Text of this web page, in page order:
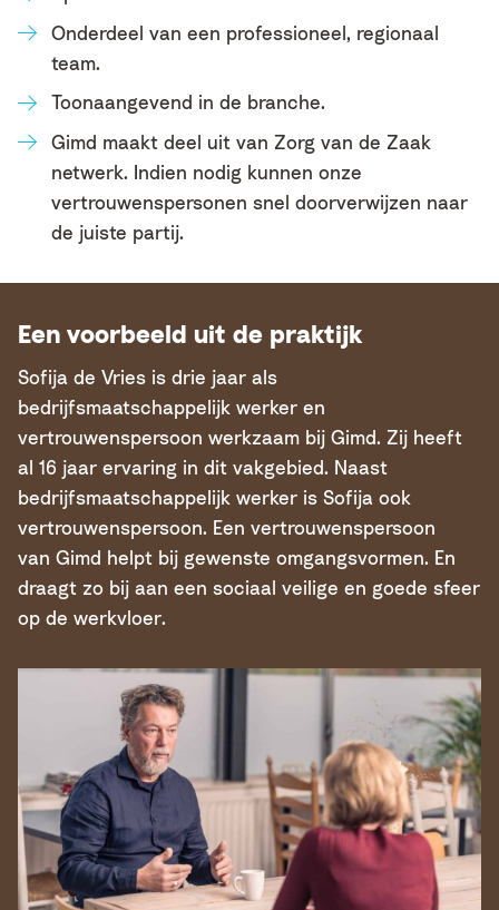
Onderdeel van een professioneel, regionaal
team.
Toonaangevend in de branche.
Gimd maakt deel uit van Zorg van de Zaak
netwerk. Indien nodig kunnen onze
vertrouwenspersonen snel doorverwijzen naar
de juiste partij.
Een voorbeeld uit de praktijk
Sofija de Vries is drie jaar als
bedrijfsmaatschappelijk werker en
vertrouwenspersoon werkzaam bij Gimd. Zij heeft
al 16 jaar ervaring in dit vakgebied. Naast
bedrijfsmaatschappelijk werker is Sofija ook
vertrouwenspersoon. Een vertrouwenspersoon
van Gimd helpt bij gewenste omgangsvormen. En
draagt zo bij aan een sociaal veilige en goede sfeer
op de werkvloer.